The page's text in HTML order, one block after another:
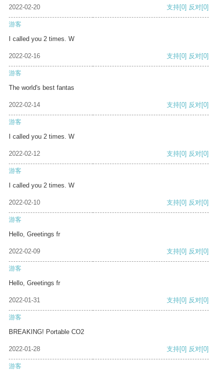
2022-02-20 支持[0] 反对[0]
游客
I called you 2 times. W
2022-02-16 支持[0] 反对[0]
游客
The world's best fantas
2022-02-14 支持[0] 反对[0]
游客
I called you 2 times. W
2022-02-12 支持[0] 反对[0]
游客
I called you 2 times. W
2022-02-10 支持[0] 反对[0]
游客
Hello, Greetings fr
2022-02-09 支持[0] 反对[0]
游客
Hello, Greetings fr
2022-01-31 支持[0] 反对[0]
游客
BREAKING! Portable CO2
2022-01-28 支持[0] 反对[0]
游客